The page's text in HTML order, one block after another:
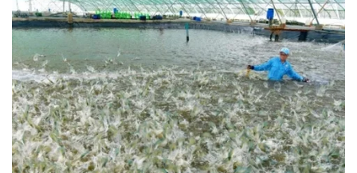
Pháp luật
Quân sự - Quốc phòng